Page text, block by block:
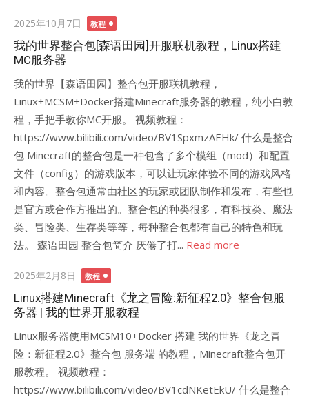
Posted
on
2025年10月7日 教程
我的世界整合包[森语田园]开服联机教程，Linux搭建
MC服务器
我的世界【森语田园】整合包开服联机教程，
Linux+MCSM+Docker搭建Minecraft服务器的教程，纯小白教
程，手把手教你MC开服。 视频教程：
https://www.bilibili.com/video/BV1SpxmzAEHk/ 什么是整合
包 Minecraft的整合包是一种包含了多个模组（mod）和配置
文件（config）的游戏版本，可以让玩家体验不同的游戏风格
和内容。整合包通常由社区的玩家或团队制作和发布，有些也
是官方或合作方推出的。整合包的种类很多，有科技类、魔法
类、冒险类、生存类等等，每种整合包都有自己的特色和玩
法。 森语田园 整合包简介 厌倦了打... Read more
Posted
on
2025年2月8日 教程
Linux搭建Minecraft《龙之冒险:新征程2.0》整合包服
务器 | 我的世界开服教程
Linux服务器使用MCSM10+Docker 搭建 我的世界《龙之冒
险：新征程2.0》整合包 服务端 的教程，Minecraft整合包开
服教程。 视频教程：
https://www.bilibili.com/video/BV1cdNKetEkU/ 什么是整合